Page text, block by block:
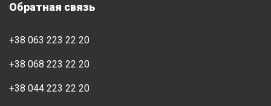
Обратная связь
+38 063 223 22 20
+38 068 223 22 20
+38 044 223 22 20